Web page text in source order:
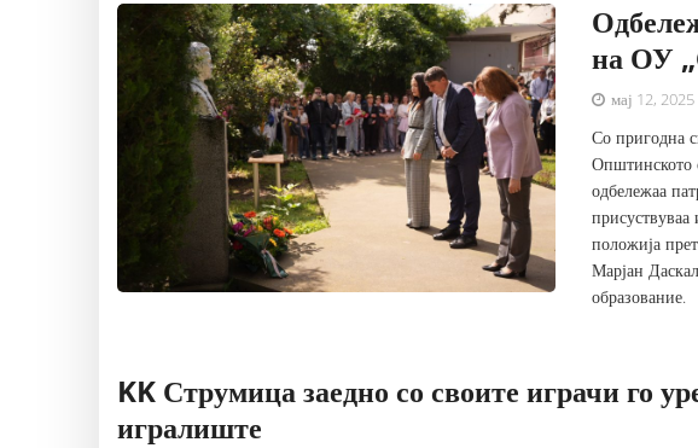
на ОУ
мај 12, 2025
Со пригодна
Општинското
одбележаа
положија
Марјан
образование.
KK Струмица заедно со своите играчи го
игралиште